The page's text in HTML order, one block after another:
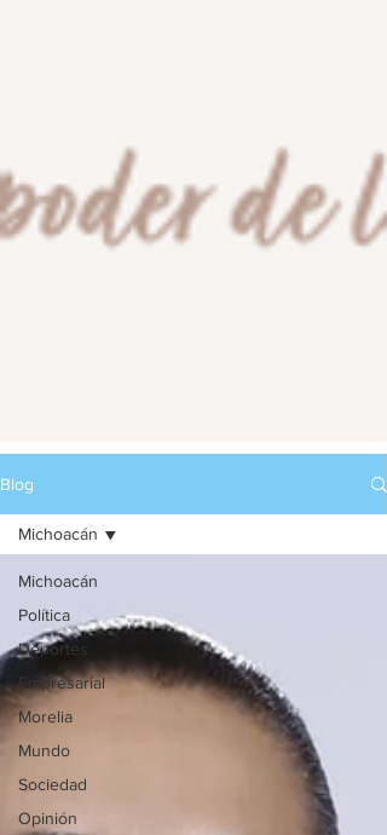
Blog
Michoacán
Política
Deportes
Empresarial
Morelia
Mundo
Sociedad
Opinión
Michoacán